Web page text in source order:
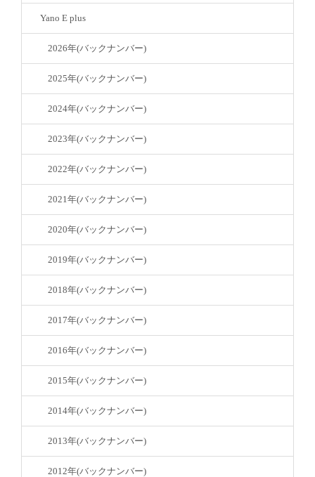
Yano E plus
2026年(バックナンバー)
2025年(バックナンバー)
2024年(バックナンバー)
2023年(バックナンバー)
2022年(バックナンバー)
2021年(バックナンバー)
2020年(バックナンバー)
2019年(バックナンバー)
2018年(バックナンバー)
2017年(バックナンバー)
2016年(バックナンバー)
2015年(バックナンバー)
2014年(バックナンバー)
2013年(バックナンバー)
2012年(バックナンバー)